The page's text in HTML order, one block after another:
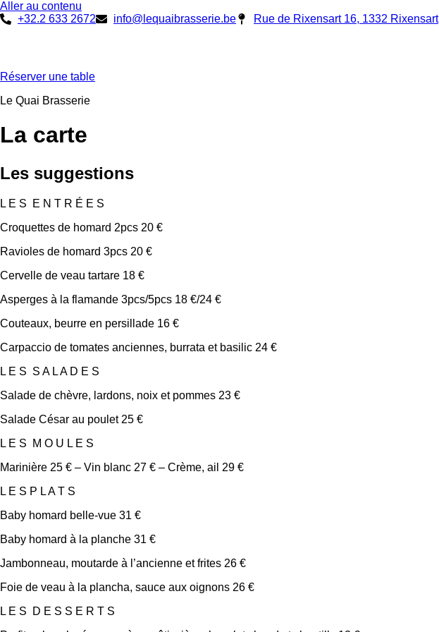
Aller au contenu
+32.2 633 2672
info@lequaibrasserie.be Rue de Rixensart 16, 1332 Rixensart
Réserver une table
Le Quai Brasserie
La carte
Les suggestions
L E S E N T R É E S
Croquettes de homard 2pcs 20 €
Ravioles de homard 3pcs 20 €
Cervelle de veau tartare 18 €
Asperges à la flamande 3pcs/5pcs 18 €/24 €
Couteaux, beurre en persillade 16 €
Carpaccio de tomates anciennes, burrata et basilic 24 €
L E S S A L A D E S
Salade de chèvre, lardons, noix et pommes 23 €
Salade César au poulet 25 €
L E S M O U L E S
Marinière 25 € – Vin blanc 27 € – Crème, ail 29 €
L E S P L A T S
Baby homard belle-vue 31 €
Baby homard à la planche 31 €
Jambonneau, moutarde à l’ancienne et frites 26 €
Foie de veau à la plancha, sauce aux oignons 26 €
L E S D E S S E R T S